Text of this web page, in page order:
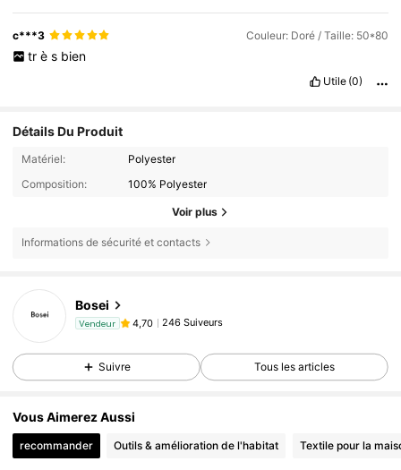
c***3 Couleur: Doré / Taille: 50*80
tr è s bien
Utile (0)
Détails Du Produit
Matériel:
Polyester
Composition:
100% Polyester
Voir plus
Informations de sécurité et contacts
Bosei
Vendeur 4,70 246 Suiveurs
Suivre Tous les articles
Vous Aimerez Aussi
recommander Outils & amélioration de l'habitat Textile pour la